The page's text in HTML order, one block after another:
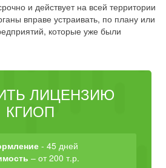
и действует на всей территории
вправе устраивать, по плану или
которые уже были
ЛИЦЕНЗИЮ
КГИОП
- 45 дней
– от 200 т.р.